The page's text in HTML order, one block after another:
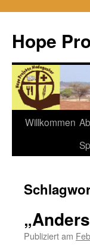
Hope
Zum
Willkommen
Publiziert am